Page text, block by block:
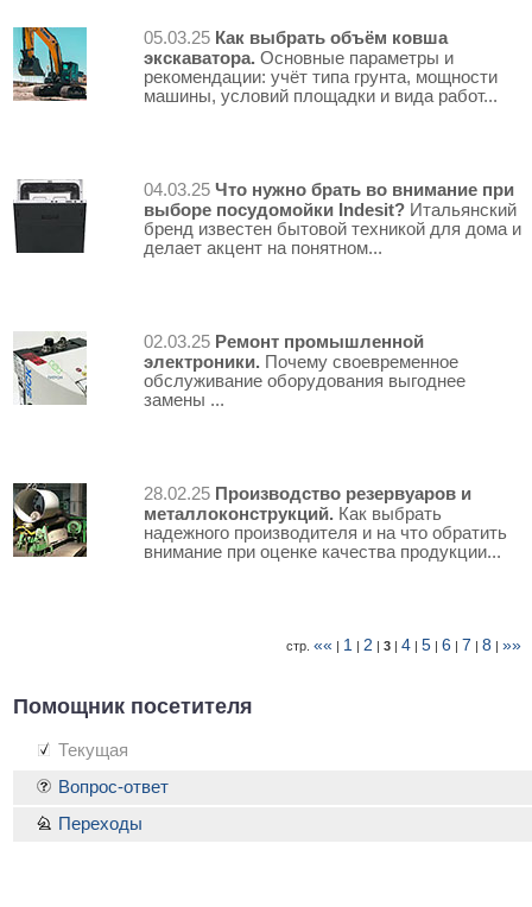
05.03.25 Как выбрать объём ковша
экскаватора. Основные параметры и
рекомендации: учёт типа грунта, мощности
машины, условий площадки и вида работ...
04.03.25 Что нужно брать во внимание при
выборе посудомойки Indesit? Итальянский
бренд известен бытовой техникой для дома и
делает акцент на понятном...
02.03.25 Ремонт промышленной
электроники. Почему своевременное
обслуживание оборудования выгоднее
замены ...
28.02.25 Производство резервуаров и
металлоконструкций. Как выбрать
надежного производителя и на что обратить
внимание при оценке качества продукции...
стр. «« | 1 | 2 | 3 | 4 | 5 | 6 | 7 | 8 | »»
Помощник посетителя
Текущая
Вопрос-ответ
Переходы